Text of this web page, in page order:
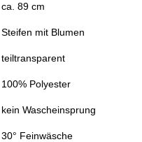
ca. 89 cm
Steifen mit Blumen
teiltransparent
100% Polyester
kein Wascheinsprung
30° Feinwäsche